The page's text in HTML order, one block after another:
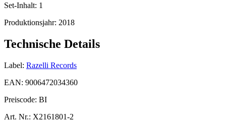
Set-Inhalt: 1
Produktionsjahr: 2018
Technische Details
Label: Razelli Records
EAN: 9006472034360
Preiscode: BI
Art. Nr.: X2161801-2